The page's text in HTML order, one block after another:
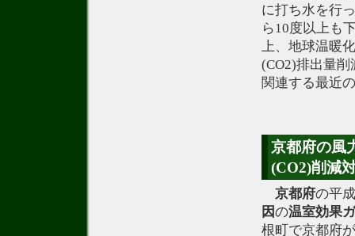
に打ち水を行
ら10度以上も
上、地球温暖
(CO2)排出量
関連する最近
京都府の風
(CO2)削減
京都府の平
因の温室効果
根町で京都府